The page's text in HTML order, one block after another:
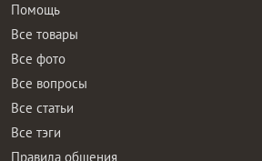
Помощь
Все товары
Все фото
Все вопросы
Все статьи
Все тэги
Правила общения